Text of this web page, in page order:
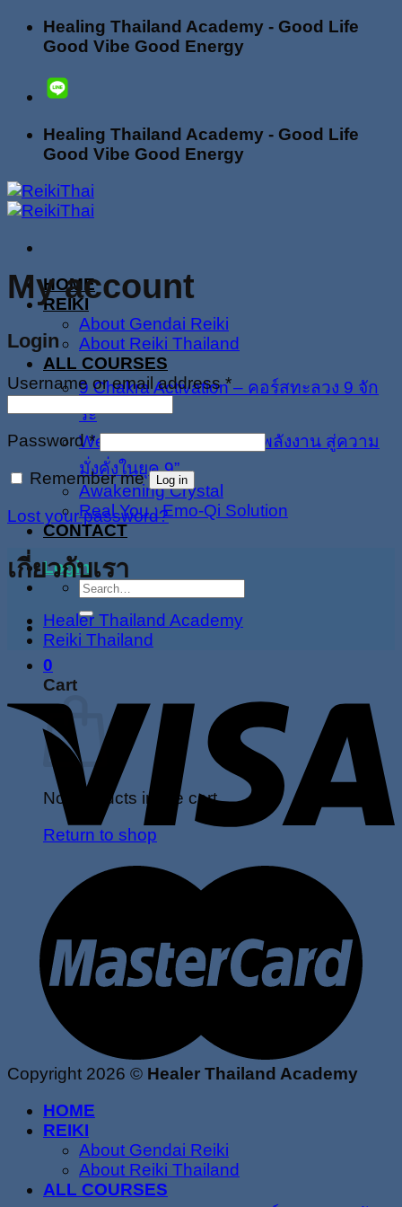
Skip
Healing Thailand Academy - Good Life
Good Vibe Good Energy
Healing Thailand Academy - Good Life
Good Vibe Good Energy
HOME
REIKI
About Gendai Reiki
About Reiki Thailand
ALL COURSES
9 Chakra Activation – คอร์สทะลวง 9 จัก
ระ
Wealthier Energy : “ปรับพลังงาน สู่ความ
มั่งคั่งในยุค 9”
Awakening Crystal
Real You : Emo-Qi Solution
CONTACT
Login
Search
for:
0
Cart
No products in the cart.
Return to shop
My account
Login
Username or email address*
Password*
Remember me Log in
Lost your password?
เกี่ยวกับเรา
Healer Thailand Academy
Reiki Thailand
Copyright 2026 © Healer Thailand Academy
HOME
REIKI
About Gendai Reiki
About Reiki Thailand
ALL COURSES